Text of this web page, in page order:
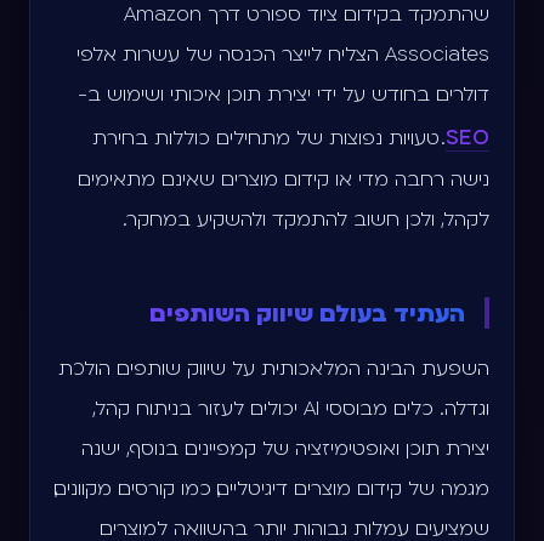
שהתמקד בקידום ציוד ספורט דרך Amazon
Associates הצליח לייצר הכנסה של עשרות אלפי
דולרים בחודש על ידי יצירת תוכן איכותי ושימוש ב-
SEO. טעויות נפוצות של מתחילים כוללות בחירת
נישה רחבה מדי או קידום מוצרים שאינם מתאימים
לקהל, ולכן חשוב להתמקד ולהשקיע במחקר.
העתיד בעולם שיווק השותפים
השפעת הבינה המלאכותית על שיווק שותפים הולכת
וגדלה. כלים מבוססי AI יכולים לעזור בניתוח קהל,
יצירת תוכן ואופטימיזציה של קמפיינים. בנוסף, ישנה
מגמה של קידום מוצרים דיגיטליים, כמו קורסים מקוונים,
שמציעים עמלות גבוהות יותר בהשוואה למוצרים